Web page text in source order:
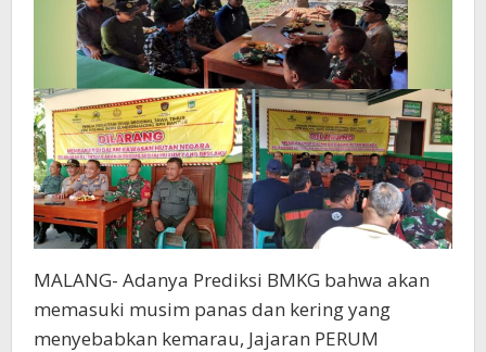
MALANG- Adanya Prediksi BMKG bahwa akan
memasuki musim panas dan kering yang
menyebabkan kemarau, Jajaran PERUM